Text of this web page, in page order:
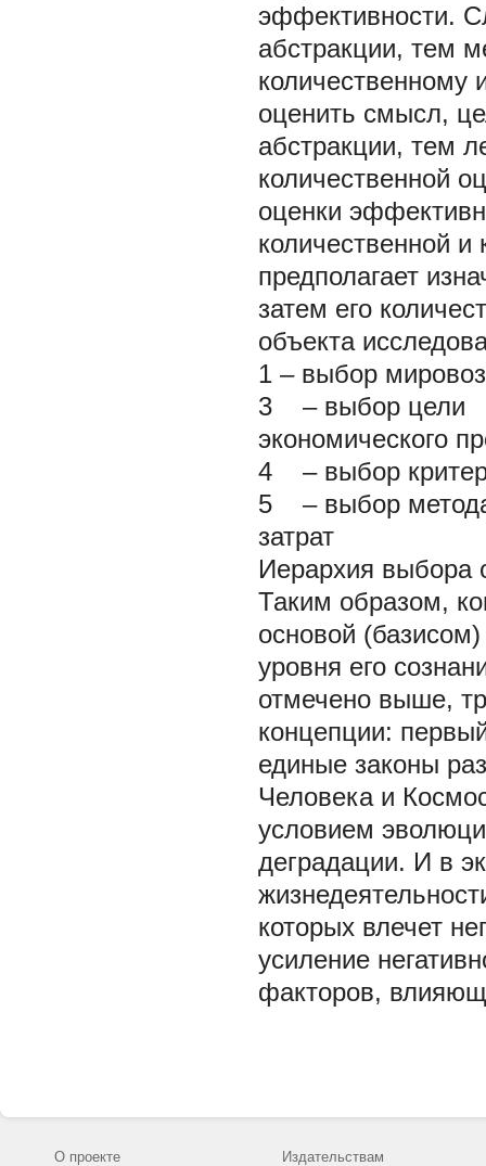
эффективности.
абстракции, тем
количественному
оценить смысл,
абстракции, тем
количественной
оценки
количественной и
предполагает
затем его
объекта
1 – выбор
3 – выбор цели
экономического
4 – выбор
5 – выбор метода
затрат
Иерархия выбора
Таким образом,
основой
уровня его
отмечено выше,
концепции:
единые законы
Человека и
условием
деградации. И в
которых влечет
усиление
факторов,
О проекте
Издательствам